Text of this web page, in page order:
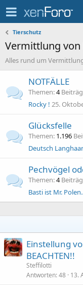
Tierschutz
Vermittlung von
Alles rund um
NOTFÄLLE
Themen 4
Rocky ! 25.
Glücksfelle
Themen 1.196
Deutsch
Pechvögel
Themen 4
Basti ist Mr.
Einstellung
BEACHTEN!!
Steffilotti
Antworten 48 13.